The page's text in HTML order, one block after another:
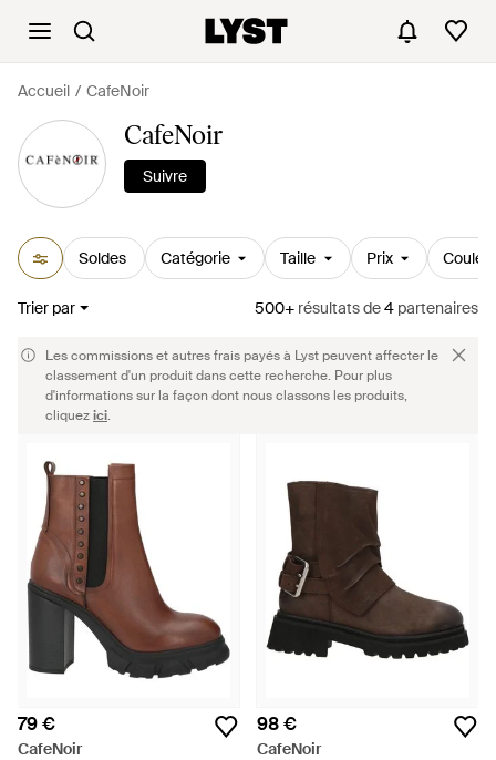
Accueil CafeNoir
CafeNoir
Suivre
Soldes Catégorie Taille Prix
Trier par 500+ résultatsde4 partenaires
Les commissions et autres frais payés à Lyst peuvent affecter le
classement d'un produit dans cette recherche. Pour plus
d'informations sur la façon dont nous classons les produits,
cliquezici.
79 €
CafeNoir
98 €
CafeNoir